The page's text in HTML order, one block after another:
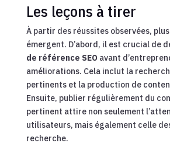
Les leçons à tirer
À partir des réussites observées,
émergent. D’abord, il est crucial de
de référence SEO avant
améliorations. Cela inclut la
pertinents et la production de
Ensuite, publier régulièrement du
pertinent attire non seulement
utilisateurs, mais également celle
recherche.